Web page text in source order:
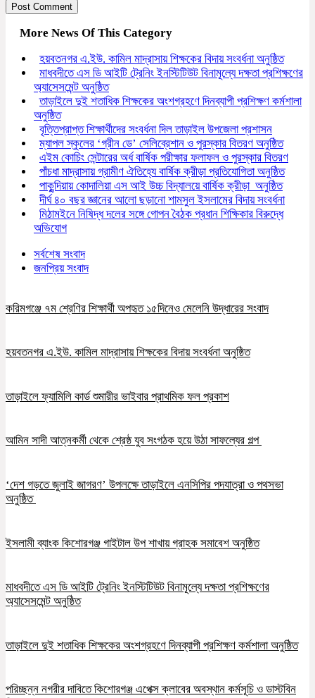
More News Of This Category
হয়বতনগর এ.ইউ. কামিল মাদ্রাসায় শিক্ষকের বিদায় সংবর্ধনা অনুষ্ঠিত
মাধবদীতে এস ডি আইটি ট্রেনিং ইনস্টিটিউট বিনামূল্যে দক্ষতা প্রশিক্ষণের
অ্যাসেসমেন্ট অনুষ্ঠিত
তাড়াইলে দুই শতাধিক শিক্ষকের অংশগ্রহণে দিনব্যাপী প্রশিক্ষণ কর্মশালা
অনুষ্ঠিত
বৃত্তিপ্রাপ্ত শিক্ষার্থীদের সংবর্ধনা দিল তাড়াইল উপজেলা প্রশাসন
ম্যাপল স্কুলের ‘গ্রীন ডে’ সেলিব্রেশান ও পুরস্কার বিতরণ অনুষ্ঠিত
এইম কোচিং সেন্টারের অর্ধ বার্ষিক পরীক্ষার ফলাফল ও পুরস্কার বিতরণ
পাঁচধা মাদ্রাসায় গ্রামীণ ঐতিহ্যে বার্ষিক ক্রীড়া প্রতিযোগিতা অনুষ্ঠিত
পাকুন্দিয়ায় কোদালিয়া এস আই উচ্চ বিদ্যালয়ে বার্ষিক ক্রীড়া অনুষ্ঠিত
দীর্ঘ ৪০ বছর জ্ঞানের আলো ছড়ানো শামসুল ইসলামের বিদায় সংবর্ধনা
মিঠামইনে নিষিদ্ধ দলের সঙ্গে গোপন বৈঠক প্রধান শিক্ষিকার বিরুদ্ধে
অভিযোগ
সর্বশেষ সংবাদ
জনপ্রিয় সংবাদ
করিমগঞ্জে ৭ম শ্রেণির শিক্ষার্থী অপহৃত ১৫দিনেও মেলেনি উদ্ধারের সংবাদ
হয়বতনগর এ.ইউ. কামিল মাদ্রাসায় শিক্ষকের বিদায় সংবর্ধনা অনুষ্ঠিত
তাড়াইলে ফ্যামিলি কার্ড শুমারীর ভাইবার প্রাথমিক ফল প্রকাশ
আমিন সাদী আত্নকর্মী থেকে শ্রেষ্ঠ যুব সংগঠক হয়ে উঠা সাফল্যের গল্প
‘দেশ গড়তে জুলাই জাগরণ’ উপলক্ষে তাড়াইলে এনসিপির পদযাত্রা ও পথসভা
অনুষ্ঠিত
ইসলামী ব্যাংক কিশোরগঞ্জ গাইটাল উপ শাখায় গ্রাহক সমাবেশ অনুষ্ঠিত
মাধবদীতে এস ডি আইটি ট্রেনিং ইনস্টিটিউট বিনামূল্যে দক্ষতা প্রশিক্ষণের
অ্যাসেসমেন্ট অনুষ্ঠিত
তাড়াইলে দুই শতাধিক শিক্ষকের অংশগ্রহণে দিনব্যাপী প্রশিক্ষণ কর্মশালা অনুষ্ঠিত
পরিচ্ছন্ন নগরীর দাবিতে কিশোরগঞ্জ এপেক্স ক্লাবের অবস্থান কর্মসূচি ও ডাস্টবিন